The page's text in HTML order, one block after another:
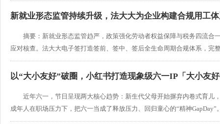
新就业形态监管持续升级，法大大为企业构建合规用工
摘要：新就业形态监管趋严，政策强化劳动者权益保障与税务四流
应对核查。法大大电子签打造签前、签中、签后全生命周期合规体系，完
以“大小友好”破圈，小红书打造现象级六一IP「大小友
近年六一，节日呈现两大核心趋势：新生代父母开始摒弃内卷式育
成年人在职场压力下，把六一当成了释放压力、回归童心的“精神